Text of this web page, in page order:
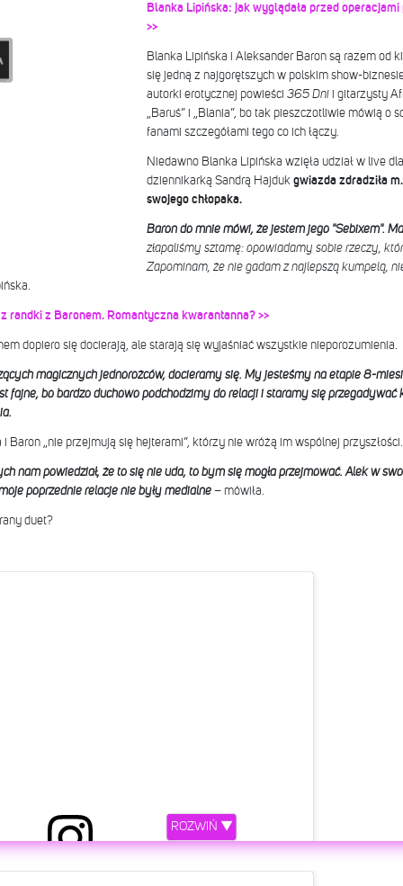
Blanka Lipińska: jak wyglądała przed
>>
Blanka Lipińska i Aleksander Baron są razem od
się jedną z najgorętszych w polskim show-
autorki erotycznej powieści 365 Dni
i gitarzysty
„Baruś” i „Blania”, bo tak pieszczotliwie mówią o
fanami szczegółami tego co ich łączy.
Niedawno Blanka Lipińska wzięła udział w live
dziennikarką Sandrą Hajduk gwiazda zdradziła
swojego chłopaka.
Baron do mnie mówi, że jestem jego "Sebixem".
złapaliśmy sztamę: opowiadamy sobie rzeczy,
Zapominam, że nie gadam z najlepszą kumpelą,
randki z Baronem. Romantyczna kwarantanna? >>
dopiero się docierają, ale starają się wyjaśniać wszystkie nieporozumienia.
magicznych jednorożców, docieramy się. My jesteśmy na etapie 8-
fajne, bo bardzo duchowo podchodzimy do relacji i staramy się przegadywać
Baron „nie przejmują się hejterami”, którzy nie wróżą im wspólnej
nam powiedział, że to się nie uda, to bym się mogła przejmować. Alek w
poprzednie relacje nie były medialne– mówiła.
duet?
ROZWIŃ ▼